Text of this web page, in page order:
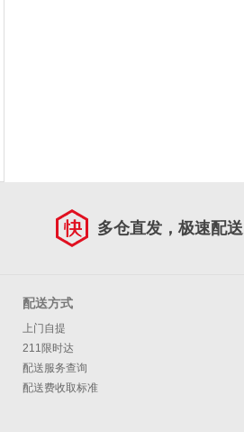
多仓直发，极速配送
配送方式
上门自提
211限时达
配送服务查询
配送费收取标准